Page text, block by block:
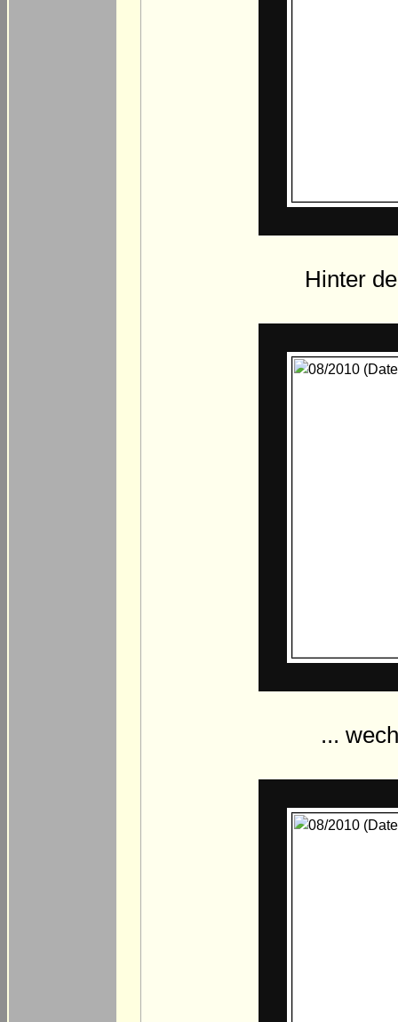
Hinter
...